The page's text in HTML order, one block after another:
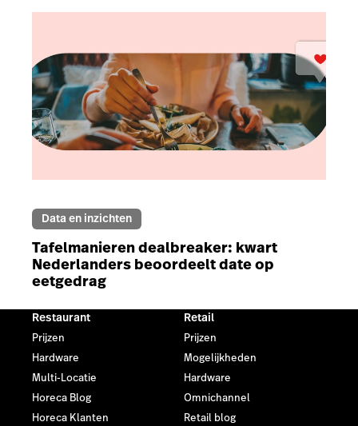
Data en inzichten
Tafelmanieren dealbreaker: kwart
Nederlanders beoordeelt date op
eetgedrag
Restaurant
Prijzen
Hardware
Multi-Locatie
Horeca Blog
Horeca Klanten
Retail
Prijzen
Mogelijkheden
Hardware
Omnichannel
Retail blog